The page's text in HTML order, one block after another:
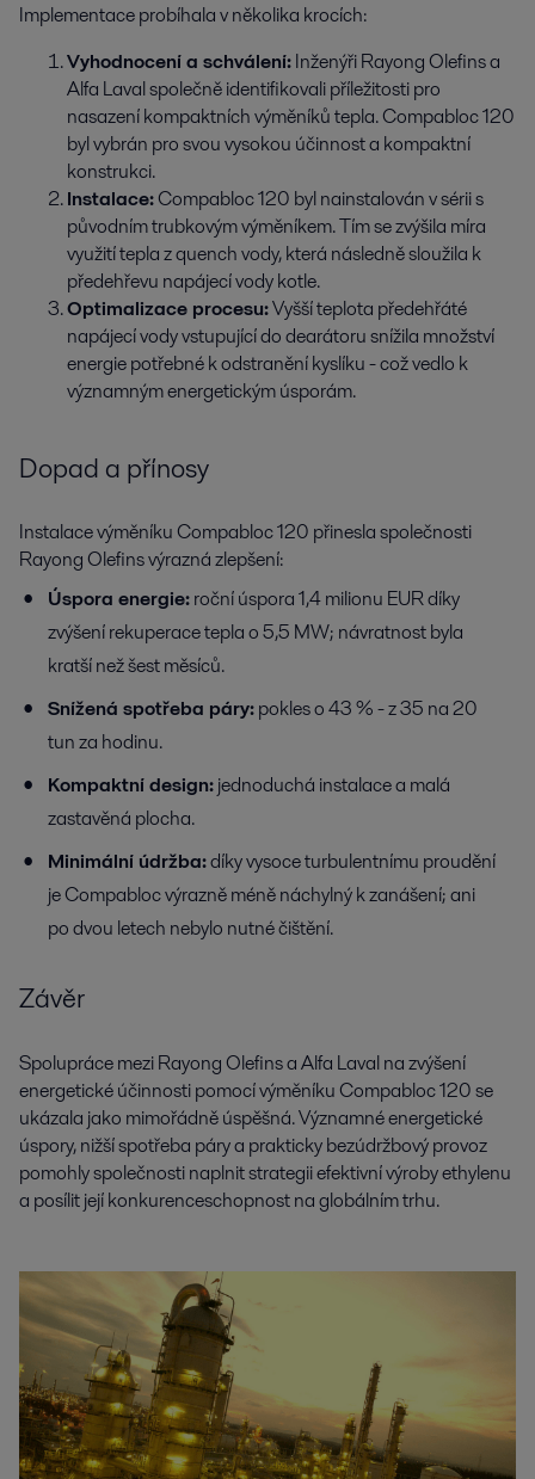
Implementace probíhala v několika krocích:
Vyhodnocení a schválení:Inženýři Rayong Olefins a
Alfa Laval společně identifikovali příležitosti pro
nasazení kompaktních výměníků tepla. Compabloc 120
byl vybrán pro svou vysokou účinnost a kompaktní
konstrukci.
Instalace:Compabloc 120 byl nainstalován v sérii s
původním trubkovým výměníkem. Tím se zvýšila míra
využití tepla z quench vody, která následně sloužila k
předehřevu napájecí vody kotle.
Optimalizace procesu:Vyšší teplota předehřáté
napájecí vody vstupující do dearátoru snížila množství
energie potřebné k odstranění kyslíku - což vedlo k
významným energetickým úsporám.
Dopad a přínosy
Instalace výměníku Compabloc 120 přinesla společnosti
Rayong Olefins výrazná zlepšení:
Úspora energie:roční úspora 1,4 milionu EUR díky
zvýšení rekuperace tepla o 5,5 MW; návratnost byla
kratší než šest měsíců.
Snížená spotřeba páry:pokles o 43 % - z 35 na 20
tun za hodinu.
Kompaktní design:jednoduchá instalace a malá
zastavěná plocha.
Minimální údržba:díky vysoce turbulentnímu proudění
je Compabloc výrazně méně náchylný k zanášení; ani
po dvou letech nebylo nutné čištění.
Závěr
Spolupráce mezi Rayong Olefins a Alfa Laval na zvýšení
energetické účinnosti pomocí výměníku Compabloc 120 se
ukázala jako mimořádně úspěšná. Významné energetické
úspory, nižší spotřeba páry a prakticky bezúdržbový provoz
pomohly společnosti naplnit strategii efektivní výroby ethylenu
a posílit její konkurenceschopnost na globálním trhu.